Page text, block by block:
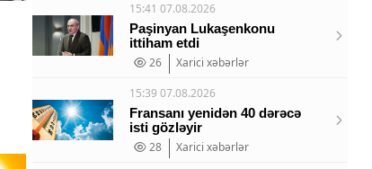
15:41 07.08.2026
Paşinyan Lukaşenkonu
ittiham etdi
26
Xarici xəbərlər
15:39 07.08.2026
Fransanı yenidən 40 dərəcə
isti gözləyir
28
Xarici xəbərlər